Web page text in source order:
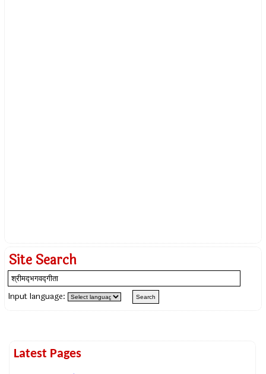
Site Search
Input language:
Latest Pages